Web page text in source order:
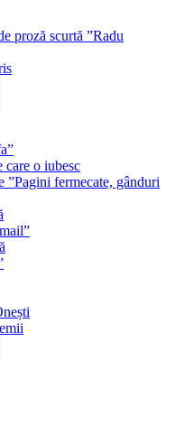
proză scurtă ”Radu
care o iubesc
”Pagini fermecate, gânduri